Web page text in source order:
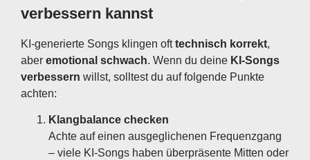
verbessern kannst
KI-generierte Songs klingen ofttechnisch korrekt,
aber emotional schwach. Wenn du deine KI-Songs
verbessern willst, solltest du auf folgende Punkte
achten:
Klangbalance checken
Achte auf einen ausgeglichenen Frequenzgang
– viele KI-Songs haben überpräsente Mitten oder